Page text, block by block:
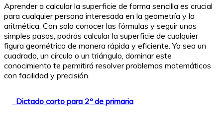
Aprender a calcular la superficie de forma sencilla es crucial
para cualquier persona interesada en la geometría y la
aritmética. Con solo conocer las fórmulas y seguir unos
simples pasos, podrás calcular la superficie de cualquier
figura geométrica de manera rápida y eficiente. Ya sea un
cuadrado, un círculo o un triángulo, dominar este
conocimiento te permitirá resolver problemas matemáticos
con facilidad y precisión.
Dictado corto para 2º de primaria